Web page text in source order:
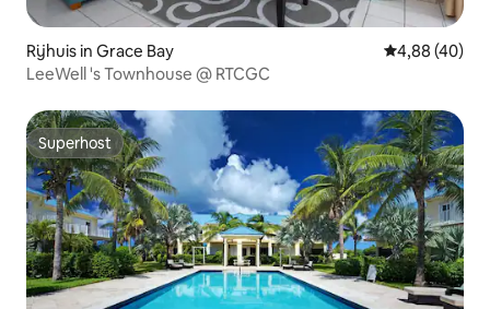
Rijhuis in Grace Bay Gemiddelde
4,88 (40)
LeeWell 's Townhouse @ RTCGC
Superhost
Superhost